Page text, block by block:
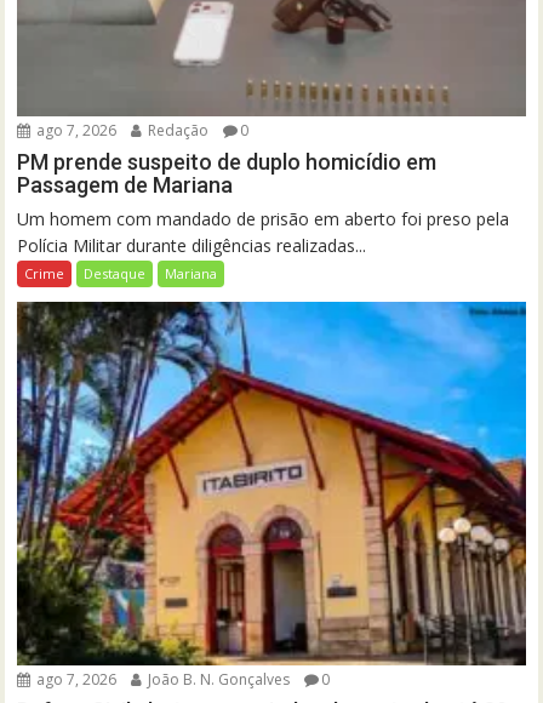
ago 7, 2026 Redação 0
PM prende suspeito de duplo homicídio em
Passagem de Mariana
Um homem com mandado de prisão em aberto foi preso pela
Polícia Militar durante diligências realizadas...
Crime Destaque Mariana
ago 7, 2026 João B. N. Gonçalves 0